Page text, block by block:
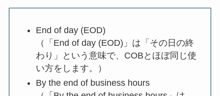
End of day (EOD)
（「End of day (EOD)」は「その日の終
わり」という意味で、COBとほぼ同じ使
い方をします。）
By the end of business hours